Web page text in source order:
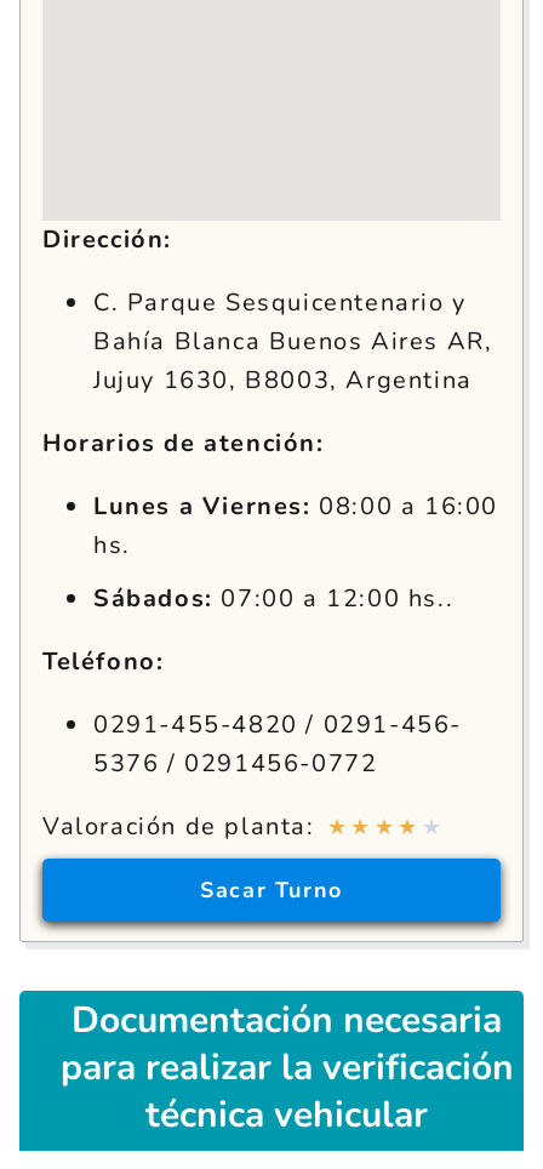
Dirección:
C. Parque Sesquicentenario y
Bahía Blanca Buenos Aires AR,
Jujuy 1630, B8003, Argentina
Horarios de atención:
Lunes a Viernes: 08:00 a 16:00
hs.
Sábados: 07:00 a 12:00 hs..
Teléfono:
0291-455-4820 / 0291-456-
5376 / 0291456-0772
Valoración de planta: ★ ★ ★ ★ ★
Sacar Turno
Documentación necesaria
para realizar la verificación
técnica vehicular